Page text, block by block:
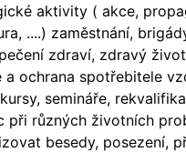
aktivity ( akce,
....) zaměstnání,
zdraví, zdravý
a ochrana spotřebitele
semináře,
při různých životních
besedy, posezení,